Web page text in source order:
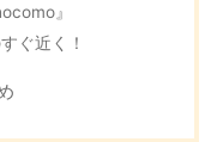
』
ぐ近く！